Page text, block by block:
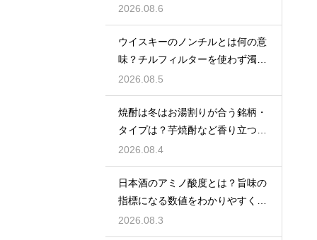
解説
2026.08.6
ウイスキーのノンチルとは何の意
味？チルフィルターを使わず濁り
をあえて残す製法
2026.08.5
焼酎は冬はお湯割りが合う銘柄・
タイプは？芋焼酎など香り立つ本
格焼酎で体が温まる
2026.08.4
日本酒のアミノ酸度とは？旨味の
指標になる数値をわかりやすく解
説
2026.08.3